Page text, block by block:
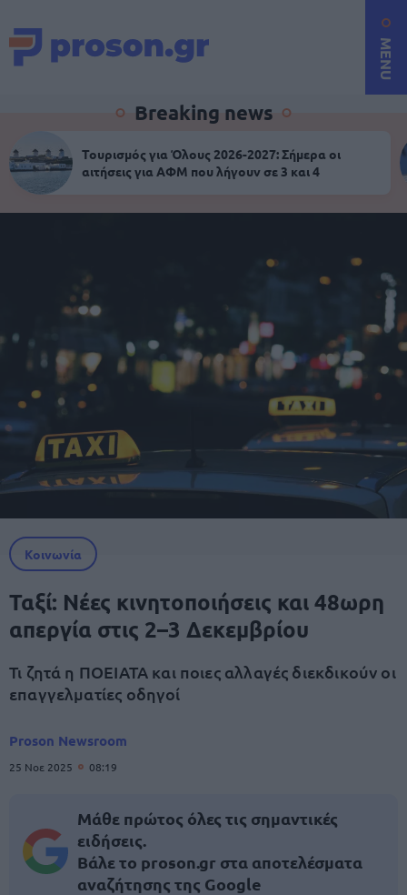
MENU
Breaking news
Τουρισμός για Όλους 2026-2027: Σήμερα οι
αιτήσεις για ΑΦΜ που λήγουν σε 3 και 4
Κοινωνία
Ταξί: Νέες κινητοποιήσεις και 48ωρη
απεργία στις 2–3 Δεκεμβρίου
Τι ζητά η ΠΟΕΙΑΤΑ και ποιες αλλαγές διεκδικούν οι
επαγγελματίες οδηγοί
Proson Newsroom
25 Νοε 2025 08:19
Μάθε πρώτος όλες τις σημαντικές
ειδήσεις.
Βάλε το proson.gr στα αποτελέσματα
αναζήτησης της Google